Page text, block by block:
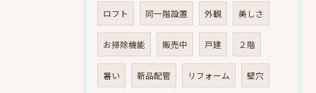
ロフト 同一階設置 外観 美しさ
お掃除機能 販売中 戸建 ２階
暑い 新品配管 リフォーム 壁穴